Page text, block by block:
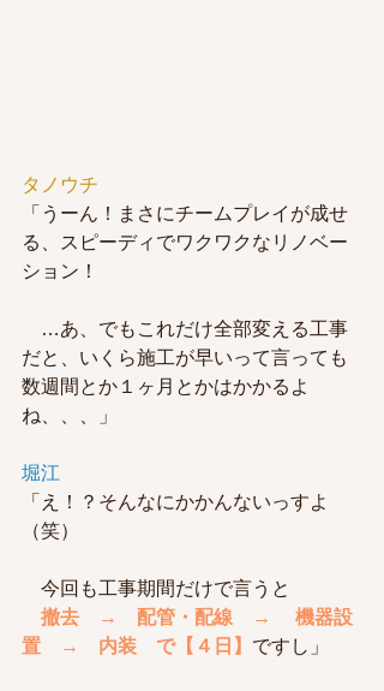
タノウチ
「うーん！まさにチームプレイが成せ
る、スピーディでワクワクなリノベー
ション！
…あ、でもこれだけ全部変える工事
だと、いくら施工が早いって言っても
数週間とか１ヶ月とかはかかるよ
ね、、、」
堀江
「え！？そんなにかかんないっすよ
（笑）
今回も工事期間だけで言うと
撤去　→　配管・配線　→ 　機器設
置　→　内装　で【４日】 ですし」